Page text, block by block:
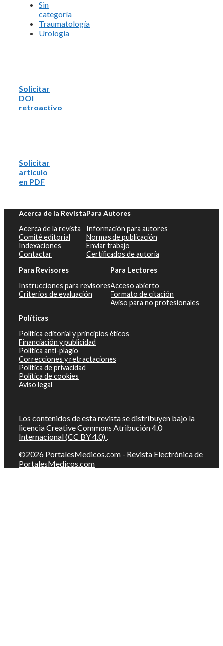
Sin
categoría
Traumatología
Urología
Solicitar
DOI
retroactivo
Solicitar
artículo
en PDF
Acerca de la Revista
Acerca de la revista
Comité editorial
Indexaciones
Contactar
Para Autores
Información para autores
Normas de publicación
Enviar trabajo
Certificados de autoría
Para Revisores
Instrucciones para revisores
Criterios de evaluación
Para Lectores
Acceso abierto
Formato de citación
Aviso para no profesionales
Políticas
Política editorial y principios éticos
Financiación y publicidad
Política anti-plagio
Correcciones y retractaciones
Política de privacidad
Política de cookies
Aviso legal
Los contenidos de esta revista se distribuyen bajo la
licenciaCreative Commons Atribución 4.0
Internacional (CC BY 4.0) .
©2026 PortalesMedicos.com - Revista Electrónica de
PortalesMedicos.com